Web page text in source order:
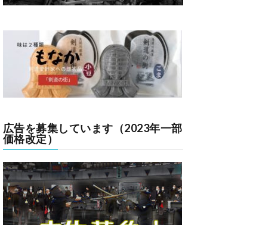
広告を募集しています（2023年一部
価格改定）